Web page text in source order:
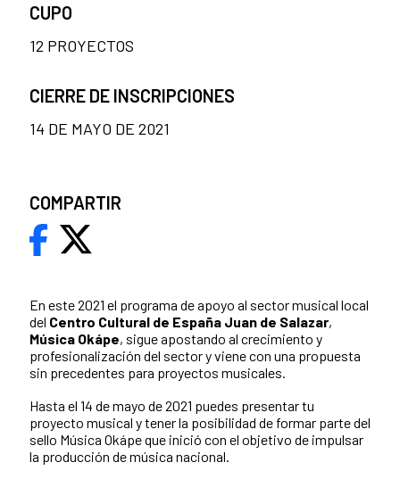
En este 2021 el programa de apoyo al sector musical local
del Centro Cultural de España Juan de Salazar,
Música Okápe, sigue apostando al crecimiento y
profesionalización del sector y viene con una propuesta
sin precedentes para proyectos musicales.
Hasta el 14 de mayo de 2021 puedes presentar tu
proyecto musical y tener la posibilidad de formar parte del
sello Música Okápe que inició con el objetivo de impulsar
la producción de música nacional.
CUPO
12 PROYECTOS
CIERRE DE INSCRIPCIONES
14 DE MAYO DE 2021
COMPARTIR